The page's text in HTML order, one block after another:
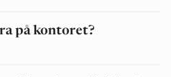
på kontoret?